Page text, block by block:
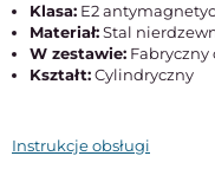
Klasa: E2
Materiał:Stal
W zestawie: Fabryczny
Kształt:Cylindryczny
Instrukcje obsługi